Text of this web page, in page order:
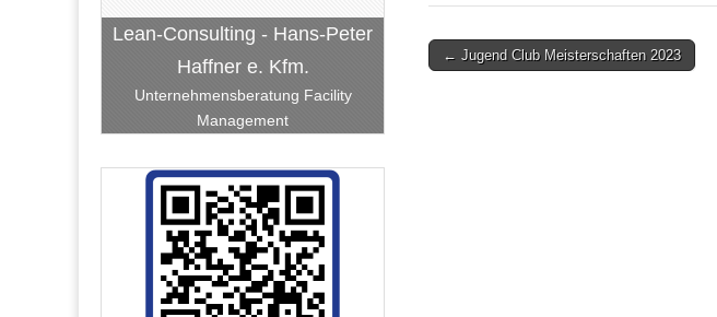
Post← Jugend Club Meisterschaften 2023
Bach-Bellm-Heidrich-Becker
Hockenheim
BauART Hockenheim
Lean-Consulting - Hans-Peter
Haffner e. Kfm.
Unternehmensberatung Facility
Management
RATEC Hockenheim
Stadtwerke Hockenheim
Vereinigte VR Bank Kur- und
Rheinpfalz eG